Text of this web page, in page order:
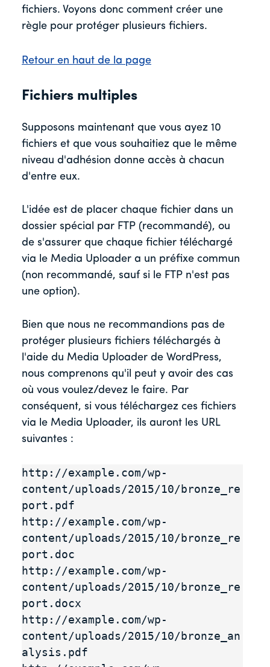
fichiers. Voyons donc comment créer une
règle pour protéger plusieurs fichiers.
Retour en haut de la page
Fichiers multiples
Supposons maintenant que vous ayez 10
fichiers et que vous souhaitiez que le même
niveau d'adhésion donne accès à chacun
d'entre eux.
L'idée est de placer chaque fichier dans un
dossier spécial par FTP (recommandé), ou
de s'assurer que chaque fichier téléchargé
via le Media Uploader a un préfixe commun
(non recommandé, sauf si le FTP n'est pas
une option).
Bien que nous ne recommandions pas de
protéger plusieurs fichiers téléchargés à
l'aide du Media Uploader de WordPress,
nous comprenons qu'il peut y avoir des cas
où vous voulez/devez le faire. Par
conséquent, si vous téléchargez ces fichiers
via le Media Uploader, ils auront les URL
suivantes :
http://example.com/wp-
content/uploads/2015/10/bronze_re
port.pdf
http://example.com/wp-
content/uploads/2015/10/bronze_re
port.doc
http://example.com/wp-
content/uploads/2015/10/bronze_re
port.docx
http://example.com/wp-
content/uploads/2015/10/bronze_an
alysis.pdf